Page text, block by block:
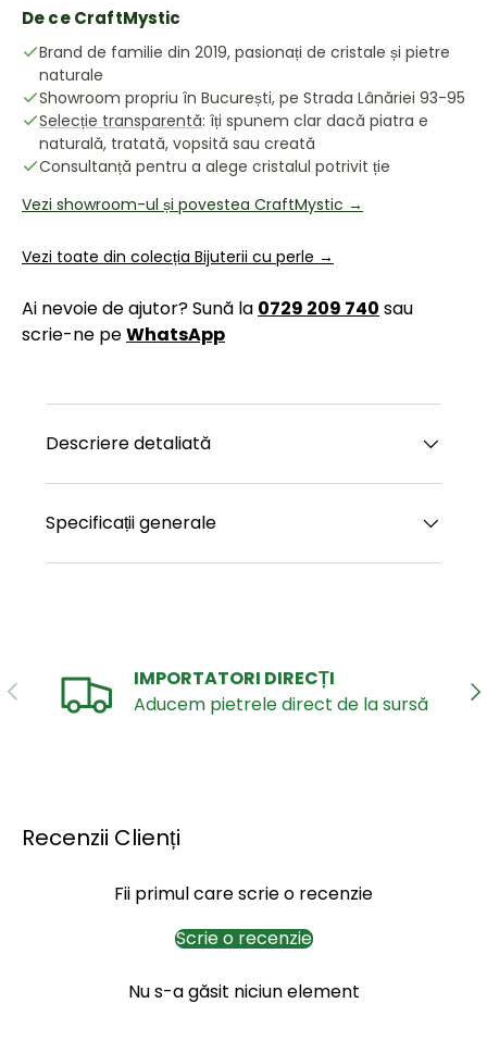
De ce CraftMystic
Brand de familie din 2019, pasionați de cristale și pietre
naturale
Showroom propriu în București, pe Strada Lânăriei 93-95
Selecție transparentă: îți spunem clar dacă piatra e
naturală, tratată, vopsită sau creată
Consultanță pentru a alege cristalul potrivit ție
Vezi showroom-ul și povestea CraftMystic →
Vezi toate din colecția Bijuterii cu perle →
Ai nevoie de ajutor? Sună la 0729 209 740 sau
scrie-ne peWhatsApp
Descriere detaliată
Specificații generale
ANTERIOR
IMPORTATORI DIRECȚI
Aducem pietrele direct de la sursă
Recenzii Clienți
Fii primul care scrie o recenzie
Scrie o recenzie
Nu s-a găsit niciun element